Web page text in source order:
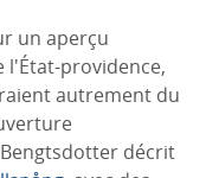
un aperçu
providence,
autrement du
décrit